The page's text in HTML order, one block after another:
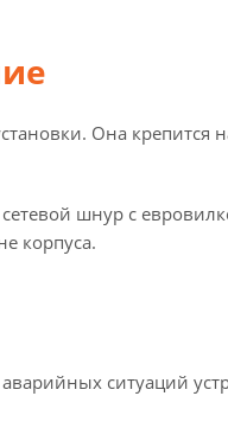
Она
шнур с
корпуса.
ситуаций